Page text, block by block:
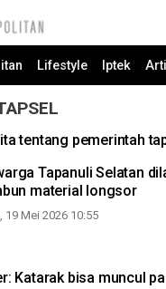
Lifestyle Iptek
tentang pemerintah
Tapanuli Selatan
material longsor
19 Mei 2026 10:55
Katarak bisa muncul